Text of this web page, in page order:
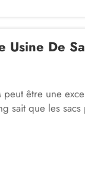
Usine De
être une
sait que les
contribuent
travailler avec